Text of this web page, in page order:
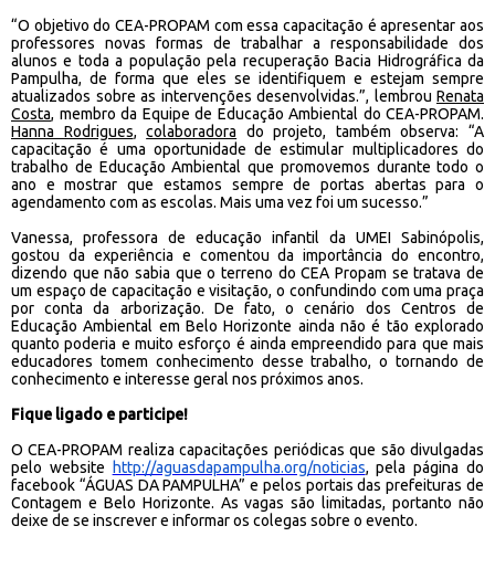
“O objetivo do CEA-PROPAM com essa capacitação é apresentar aos
professores novas formas de trabalhar a responsabilidade dos
alunos e toda a população pela recuperação Bacia Hidrográfica da
Pampulha, de forma que eles se identifiquem e estejam sempre
atualizados sobre as intervenções desenvolvidas.”, lembrou Renata
Costa, membro da Equipe de Educação Ambiental do CEA-PROPAM.
Hanna Rodrigues,colaboradora do projeto, também observa: “A
capacitação é uma oportunidade de estimular multiplicadores do
trabalho de Educação Ambiental que promovemos durante todo o
ano e mostrar que estamos sempre de portas abertas para o
agendamento com as escolas. Mais uma vez foi um sucesso.”
Vanessa, professora de educação infantil da UMEI Sabinópolis,
gostou da experiência e comentou da importância do encontro,
dizendo que não sabia que o terreno do CEA Propam se tratava de
um espaço de capacitação e visitação, o confundindo com uma praça
por conta da arborização. De fato, o cenário dos Centros de
Educação Ambiental em Belo Horizonte ainda não é tão explorado
quanto poderia e muito esforço é ainda empreendido para que mais
educadores tomem conhecimento desse trabalho, o tornando de
conhecimento e interesse geral nos próximos anos.
Fique ligado e participe!
O CEA-PROPAM realiza capacitações periódicas que são divulgadas
pelo website
http://aguasdapampulha.org/noticias, pela página do
facebook “ÁGUAS DA PAMPULHA” e pelos portais das prefeituras de
Contagem e Belo Horizonte. As vagas são limitadas, portanto não
deixe de se inscrever e informar os colegas sobre o evento.